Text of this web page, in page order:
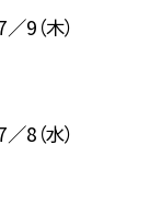
（木）
（水）